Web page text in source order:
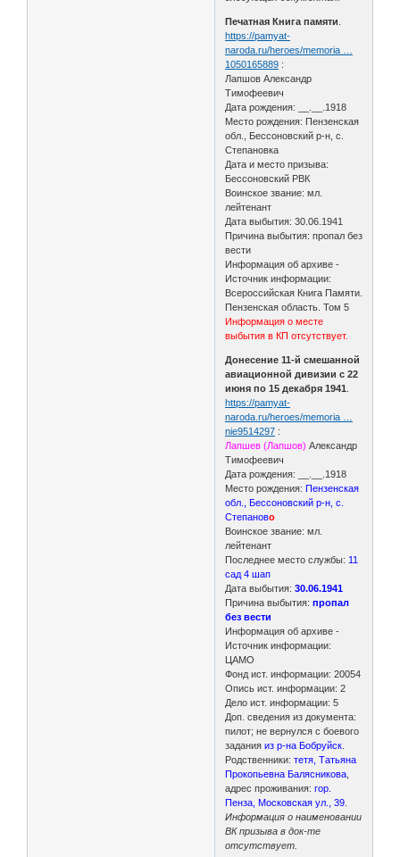
Печатная Книга памяти
https://pamyat-
naroda.ru/heroes/memoria …
1050165889 :
Лапшов Александр
Тимофеевич
Дата рождения: __.__.1918
Место рождения: Пензенская
обл., Бессоновский р-н, с.
Степановка
Дата и место призыва:
Бессоновский РВК
Воинское звание: мл.
лейтенант
Дата выбытия: 30.06.1941
Причина выбытия: пропал без
вести
Информация об архиве -
Источник информации:
Всероссийская Книга Памяти.
Пензенская область. Том 5
Информация о месте
выбытия в КП отсутствует.
Донесение 11-й смешанной
авиационной дивизии с 22
июня по 15 декабря 1941
https://pamyat-
naroda.ru/heroes/memoria …
nie9514297 :
Лапшев (Лапшов) Александр
Тимофеевич
Дата рождения: __.__.1918
Место рождения:Пензенская
обл., Бессоновский р-н, с.
Степаново
Воинское звание: мл.
лейтенант
Последнее место службы: 11
сад 4 шап
Дата выбытия: 30.06.1941
Причина выбытия: пропал
без вести
Информация об архиве -
Источник информации:
ЦАМО
Фонд ист. информации: 20054
Опись ист. информации: 2
Дело ист. информации: 5
Доп. сведения из документа:
пилот; не вернулся с боевого
задания из р-на Бобруйск
Родственники:тетя, Татьяна
Прокопьевна Балясникова
адрес проживания:гор.
Пенза, Московская ул., 39
Информация о наименовании
ВК призыва в док-те
отсутствует.